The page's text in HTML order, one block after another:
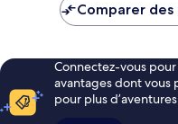
Comparer
Connectez-vous
avantages dont vous
pour plus